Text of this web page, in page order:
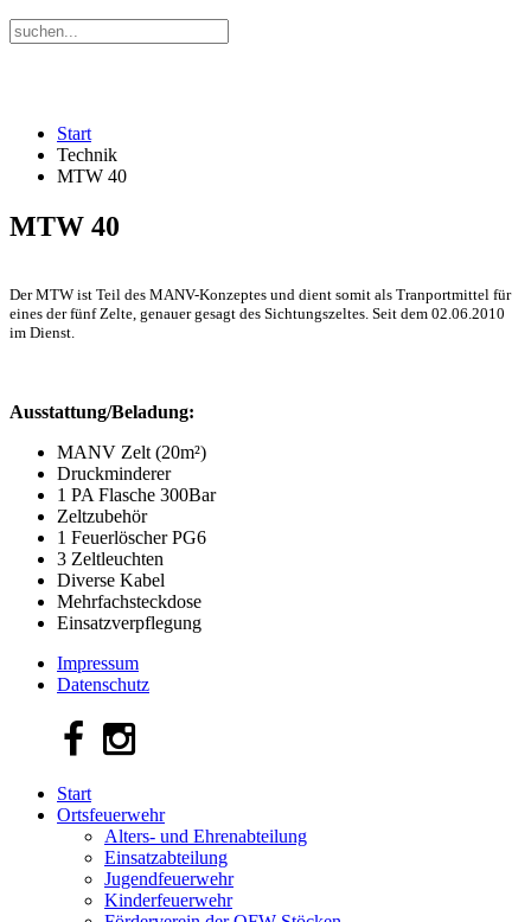
Start
Technik
MTW 40
MTW 40
Der MTW ist Teil des MANV-Konzeptes und dient somit als Tranportmittel für
eines der fünf Zelte, genauer gesagt des Sichtungszeltes. Seit dem 02.06.2010
im Dienst.
Ausstattung/Beladung:
MANV Zelt (20m²)
Druckminderer
1 PA Flasche 300Bar
Zeltzubehör
1 Feuerlöscher PG6
3 Zeltleuchten
Diverse Kabel
Mehrfachsteckdose
Einsatzverpflegung
Impressum
Datenschutz
Start
Ortsfeuerwehr
Alters- und Ehrenabteilung
Einsatzabteilung
Jugendfeuerwehr
Kinderfeuerwehr